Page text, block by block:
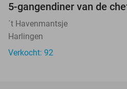
5-gangendiner van de
´t Havenmantsje
Harlingen
Verkocht: 92